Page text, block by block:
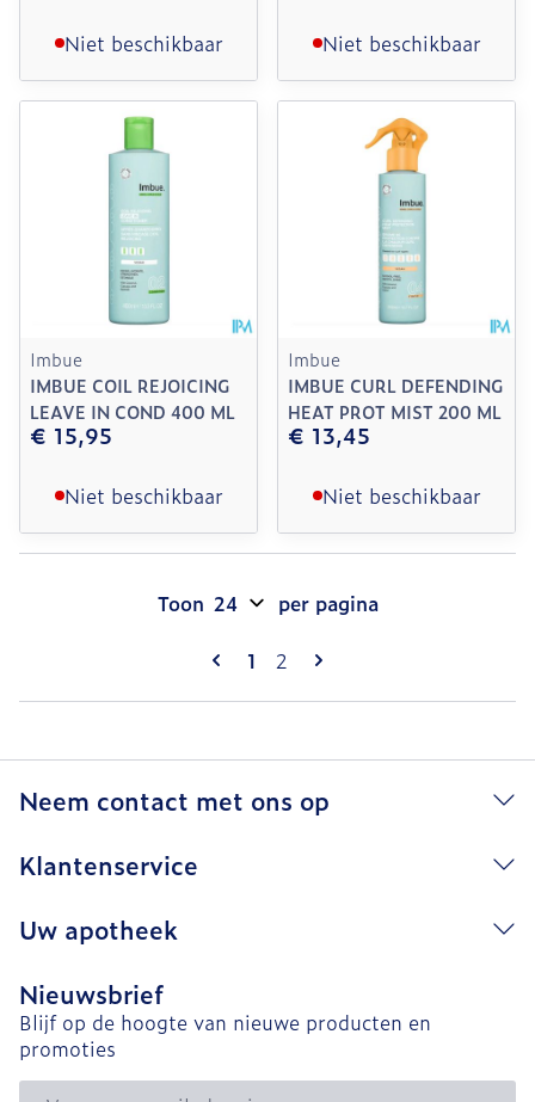
Niet beschikbaar Niet beschikbaar
Imbue
IMBUE COIL REJOICING
LEAVE IN COND 400 ML
€ 15,95
Niet beschikbaar
Imbue
IMBUE CURL DEFENDING
HEAT PROT MIST 200 ML
€ 13,45
Niet beschikbaar
Pagina's
U lees momenteel pagina
1 Pagina
2
Toon per pagina
Neem contact met ons op
Klantenservice
Uw apotheek
Nieuwsbrief
Blijf op de hoogte van nieuwe producten en
promoties
E-mail adres